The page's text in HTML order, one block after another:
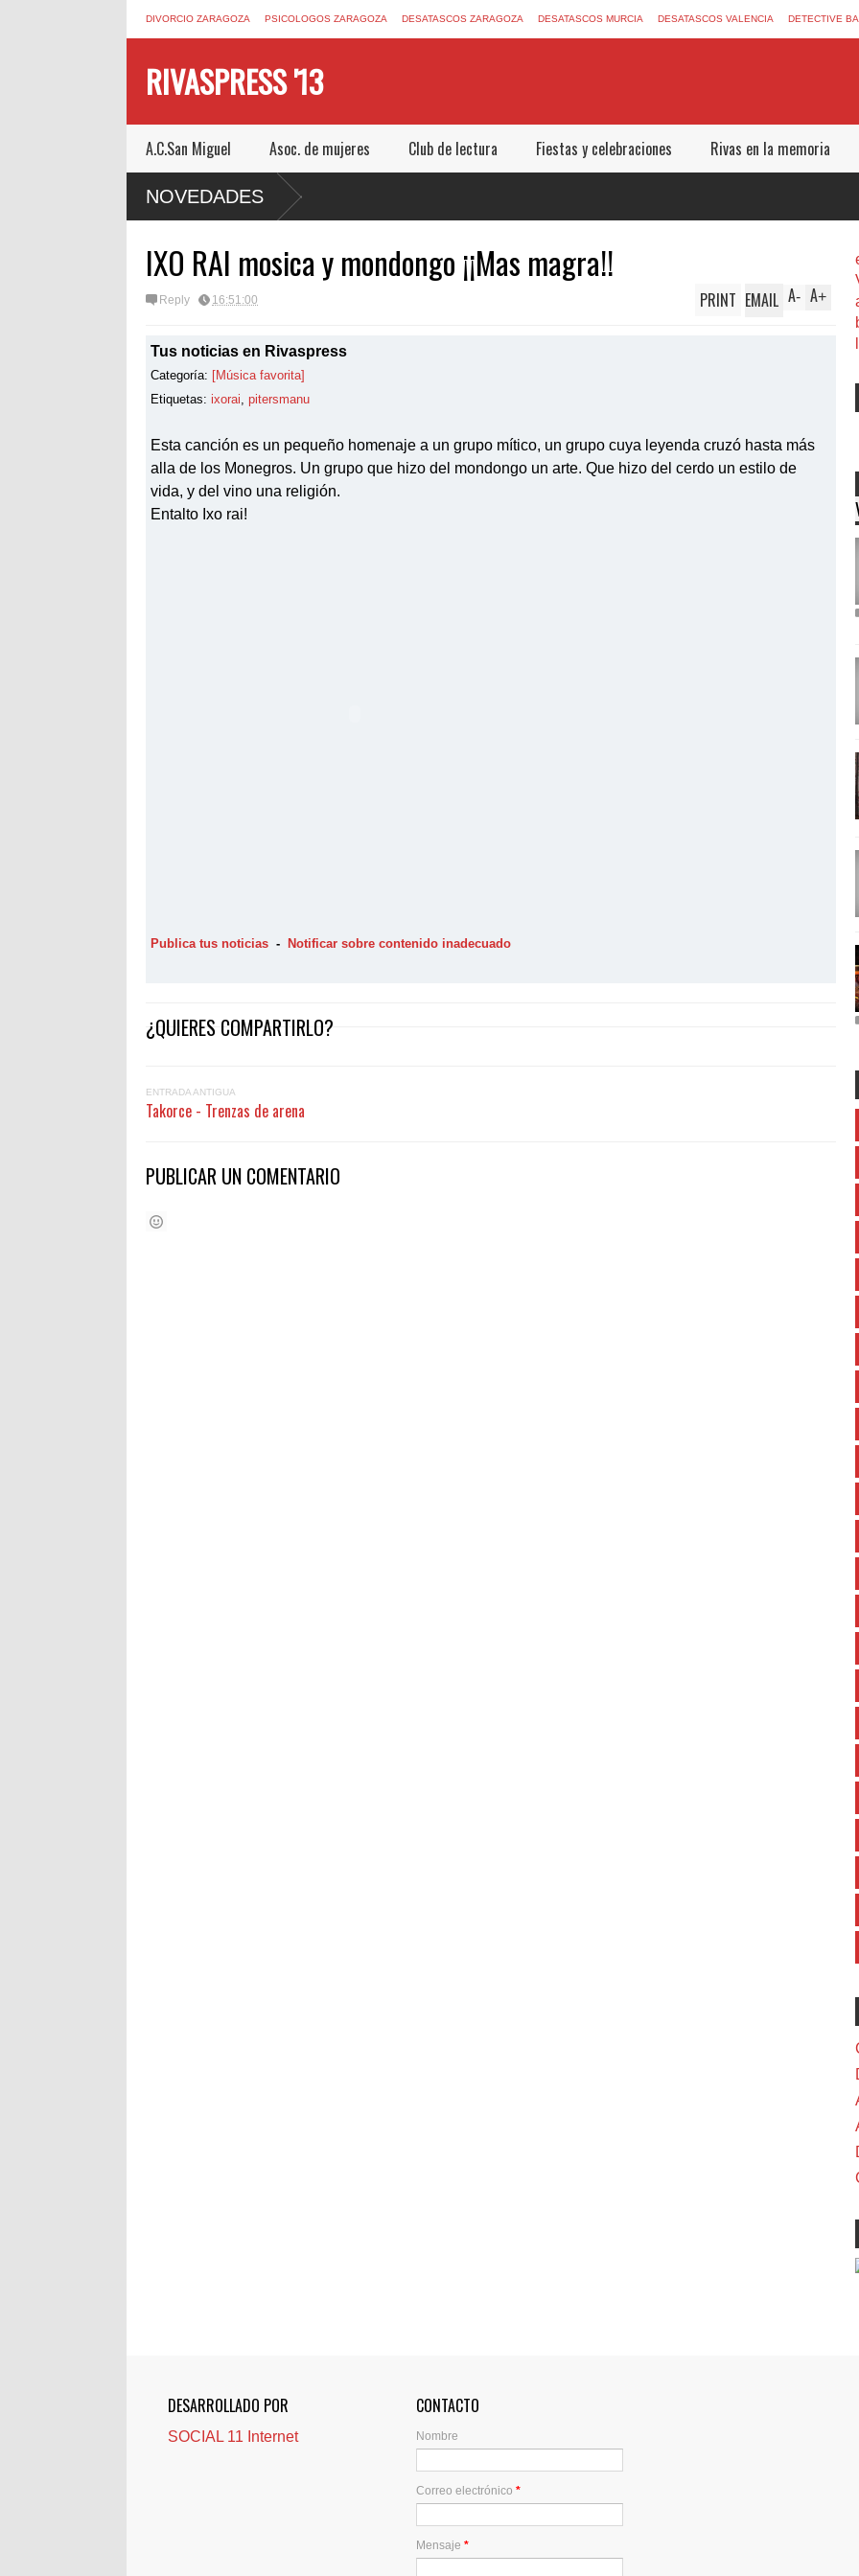
DIVORCIO ZARAGOZA PSICOLOGOS ZARAGOZA DESATASCOS ZARAGOZA DESATASCOS MURCIA DESATASCOS VALENCIA DETECTIVE
RIVASPRESS '13
A.C.San Miguel Asoc. de mujeres Club de lectura Fiestas y celebraciones Rivas en la memoria
NOVEDADES
ESCAPE ROOM DE MUCHO MIEDO EN
IXO RAI mosica y mondongo ¡¡Mas magra!!
Reply 16:51:00 A+
A-
PRINT EMAIL
Tus noticias en Rivaspress
Categoría: [Música favorita]
Etiquetas: ixorai, pitersmanu
Esta canción es un pequeño homenaje a un grupo mítico, un grupo cuya leyenda cruzó hasta más
alla de los Monegros. Un grupo que hizo del mondongo un arte. Que hizo del cerdo un estilo de
vida, y del vino una religión.
Entalto Ixo rai!
Publica tus noticias - Notificar sobre contenido inadecuado
¿QUIERES COMPARTIRLO?
ENTRADA ANTIGUA
Takorce - Trenzas de arena
PUBLICAR UN COMENTARIO
DESARROLLADO POR
SOCIAL 11 Internet
CONTACTO
Nombre
Correo electrónico*
Mensaje*